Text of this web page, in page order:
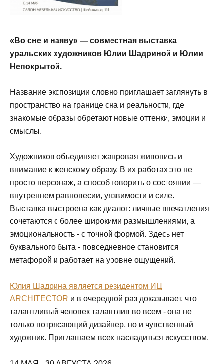
«Во сне и наяву» — совместная выставка
уральских художников Юлии Шадриной и Юлии
Непокрытой.
Название экспозиции словно приглашает заглянуть в
пространство на границе сна и реальности, где
знакомые образы обретают новые оттенки, эмоции и
смыслы.
Художников объединяет жанровая живопись и
внимание к женскому образу. В их работах это не
просто персонаж, а способ говорить о состоянии —
внутреннем равновесии, уязвимости и силе.
Выставка выстроена как диалог: личные впечатления
сочетаются с более широкими размышлениями, а
эмоциональность - с точной формой. Здесь нет
буквального быта - повседневное становится
метафорой и работает на уровне ощущений.
Юлия Шадрина является резидентом ИЦ
ARCHITECTOR и в очередной раз доказывает, что
талантливый человек талантлив во всем - она не
только потрясающий дизайнер, но и чувственный
художник. Приглашаем всех насладиться искусством.